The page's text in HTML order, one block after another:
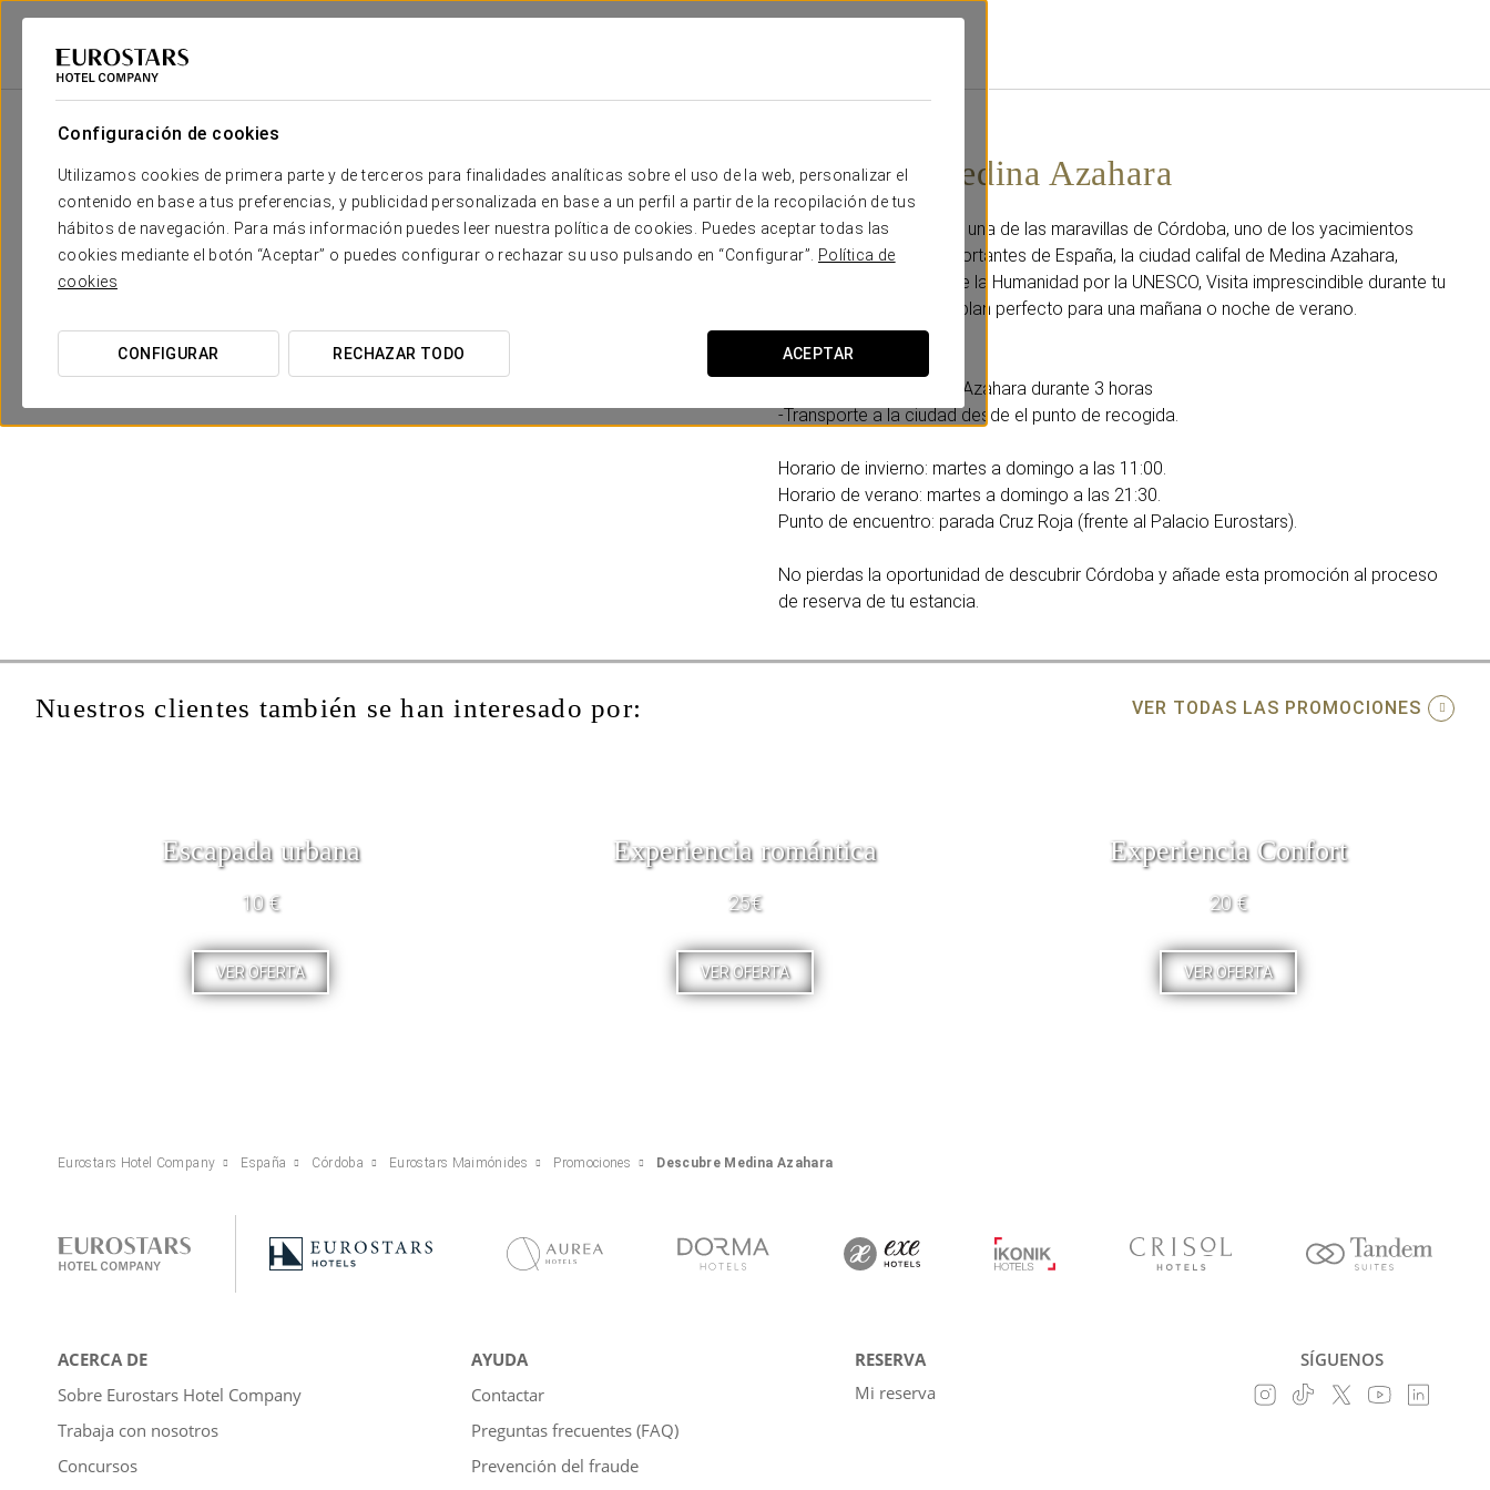
Configuración de cookies
Utilizamos cookies de primera parte y de terceros para finalidades analíticas sobre el uso de la web, personalizar el
contenido en base a tus preferencias, y publicidad personalizada en base a un perfil a partir de la recopilación de tus
hábitos de navegación. Para más información puedes leer nuestra política de cookies. Puedes aceptar todas las
cookies mediante el botón “Aceptar” o puedes configurar o rechazar su uso pulsando en “Configurar”.
Política de
cookies
CONFIGURAR RECHAZAR TODO ACEPTAR
Eurostars Hotel Company
Descubre Medina Azahara
Descubre el encanto de una de las maravillas de Córdoba, uno de los yacimientos
arqueológicos más importantes de España, la ciudad califal de Medina Azahara,
declarada Patrimonio de la Humanidad por la UNESCO, Visita imprescindible durante tu
estancia en Córdoba y plan perfecto para una mañana o noche de verano.
Incluye:
-Visita guiada a Medina Azahara durante 3 horas
-Transporte a la ciudad desde el punto de recogida.
Horario de invierno: martes a domingo a las 11:00.
Horario de verano: martes a domingo a las 21:30.
Punto de encuentro: parada Cruz Roja (frente al Palacio Eurostars).
No pierdas la oportunidad de descubrir Córdoba y añade esta promoción al proceso
de reserva de tu estancia.
Nuestros clientes también se han interesado por: VER TODAS LAS PROMOCIONES
Escapada urbana
10 €
VER OFERTA
Experiencia romántica
25€
VER OFERTA
Experiencia Confort
20 €
VER OFERTA
Eurostars Hotel Company España Córdoba Eurostars Maimónides Promociones Descubre Medina Azahara
ACERCA DE
Sobre Eurostars Hotel Company
Trabaja con nosotros
Concursos
AYUDA
Contactar
Preguntas frecuentes (FAQ)
Prevención del fraude
RESERVA
Mi reserva
SÍGUENOS